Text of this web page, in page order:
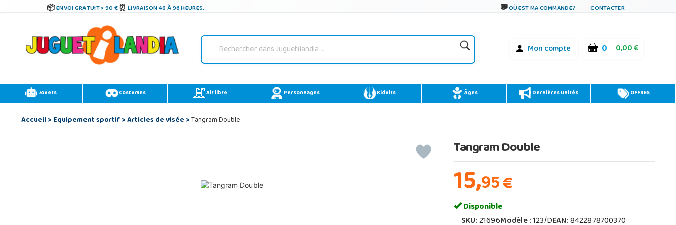
ENVOI GRATUIT > 90 € LIVRAISON 48 À 96 HEURES. OÙ EST MA COMMANDE? CONTACTER
Mon compte 0 0,00 €
Jouets Costumes Air libre Personnages Kidults Âges Dernières unités OFFRES
Accueil>Equipement sportif>Articles de visée>Tangram Double
Tangram Double
15,95€
Disponible
SKU:21696Modèle :123/DEAN:8422878700370